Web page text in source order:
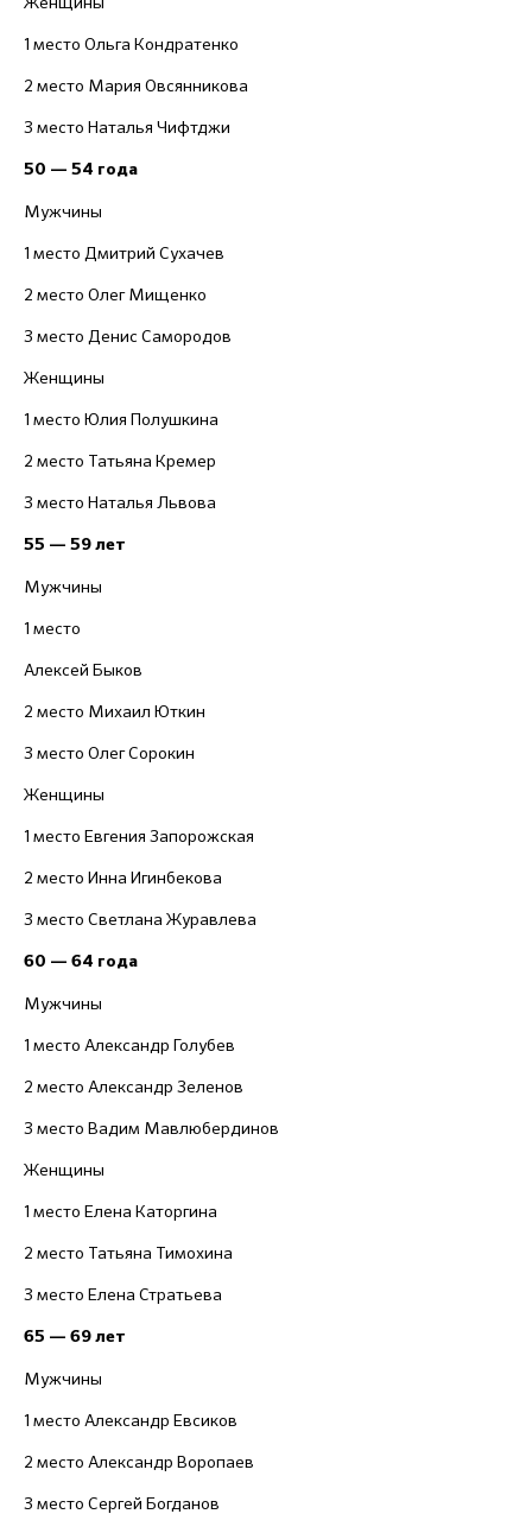
1 место Ольга Кондратенко
2 место Мария Овсянникова
3 место Наталья Чифтджи
50 — 54 года
Мужчины
1 место Дмитрий Сухачев
2 место Олег Мищенко
3 место Денис Самородов
Женщины
1 место Юлия Полушкина
2 место Татьяна Кремер
3 место Наталья Львова
55 — 59 лет
Мужчины
1 место
Алексей Быков
2 место Михаил Юткин
3 место Олег Сорокин
Женщины
1 место Евгения Запорожская
2 место Инна Игинбекова
3 место Светлана Журавлева
60 — 64 года
Мужчины
1 место Александр Голубев
2 место Александр Зеленов
3 место Вадим Мавлюбердинов
Женщины
1 место Елена Каторгина
2 место Татьяна Тимохина
3 место Елена Стратьева
65 — 69 лет
Мужчины
1 место Александр Евсиков
2 место Александр Воропаев
3 место Сергей Богданов